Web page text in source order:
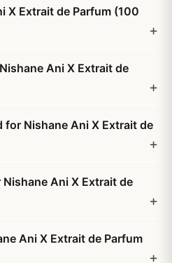
X Extrait de Parfum (100
Ani X Extrait de
for Nishane Ani X Extrait de
Ani X Extrait de
Ani X Extrait de Parfum